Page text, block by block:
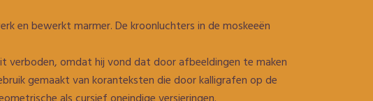
en bewerkt marmer. De kroonluchters in de moskeeën
verboden, omdat hij vond dat door afbeeldingen te maken
gemaakt van koranteksten die door kalligrafen op de